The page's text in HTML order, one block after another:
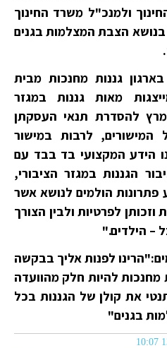
ולמנכ"ל משרד החינוך
הצבת המצלמות בגנים
גננות מחנכות מבית
מאות גננות במגזר
נמרץ להסדרת תנאי העסקתן
המישורים, לרבות במישור
הידע המקצועי בד בבד עם
הגננות במגזר הציבורי,
פתרונות הולמים לנושא אשר
וזכותן לפרטיות ולבין הצורך
– הילדים."
לפנות אליך בבקשה
מחנכות להיות חלק מהוועדה
את קולן של הגננות בכל
בגנים"